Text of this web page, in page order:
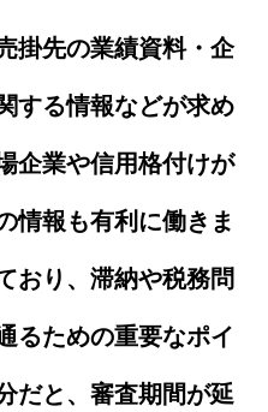
掛先の業績資料・企
する情報などが求め
企業や信用格付けが
情報も有利に働きま
おり、滞納や税務問
るための重要なポイ
だと、審査期間が延